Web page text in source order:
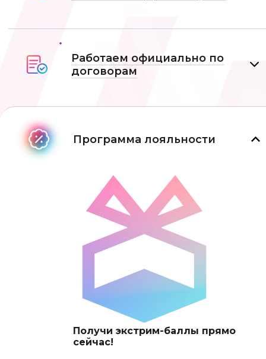
Работаем официально по
договорам
Программа лояльности
Получи экстрим-баллы прямо
сейчас!